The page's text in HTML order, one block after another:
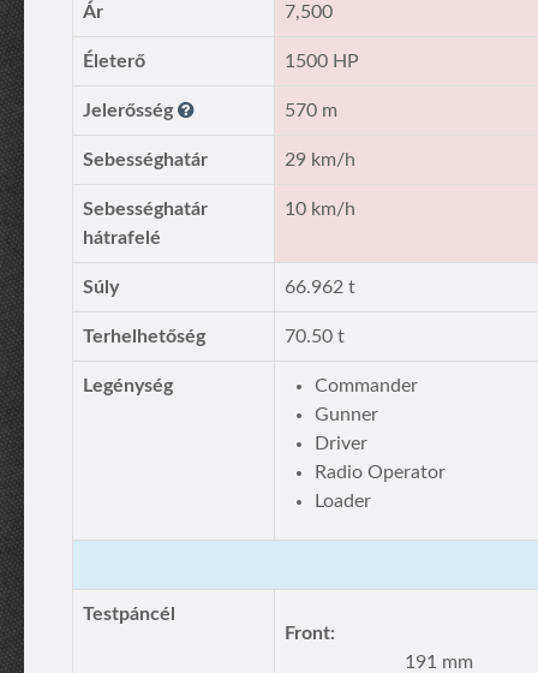
Ár 7,500
Életerő 1500 HP
Jelerősség 570 m
Sebességhatár 29 km/h
Sebességhatár
hátrafelé
10 km/h
Súly 66.962 t
Terhelhetőség 70.50 t
Legénység
Commander
Gunner
Driver
Radio Operator
Loader
Testpáncél
Front:
191 mm